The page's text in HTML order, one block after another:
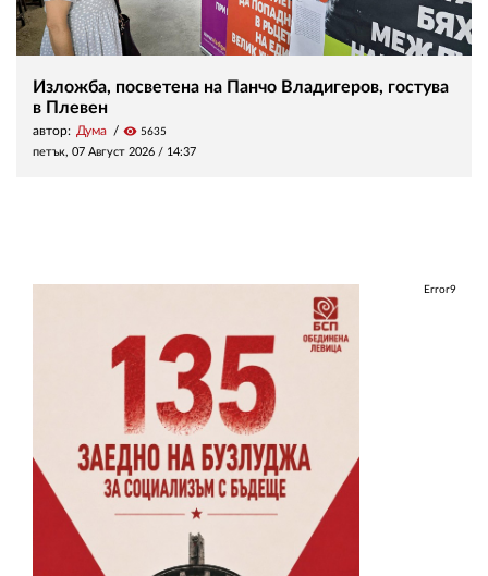
Изложба, посветена на Панчо Владигеров, гостува
в Плевен
автор: Дума visibility 5635
петък, 07 Август 2026 / 14:37
Error9